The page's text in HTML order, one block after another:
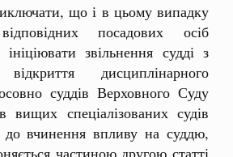
що і в цьому випадку
посадових осіб
звільнення судді з
дисциплінарного
суддів Верховного Суду
вищих спеціалізованих судів
вчинення впливу на суддю,
частиною другою статті